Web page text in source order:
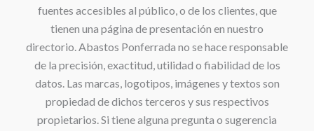
fuentes accesibles al público, o de los clientes, que
tienen una página de presentación en nuestro
directorio. Abastos Ponferrada no se hace responsable
de la precisión, exactitud, utilidad o fiabilidad de los
datos. Las marcas, logotipos, imágenes y textos son
propiedad de dichos terceros y sus respectivos
propietarios. Si tiene alguna pregunta o sugerencia